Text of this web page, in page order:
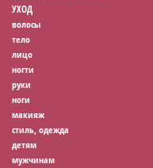
УХОД
волосы
тело
лицо
ногти
руки
ноги
макияж
стиль, одежда
детям
мужчинам